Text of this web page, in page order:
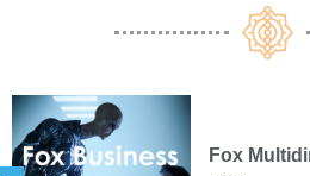
Fox Multidimensional